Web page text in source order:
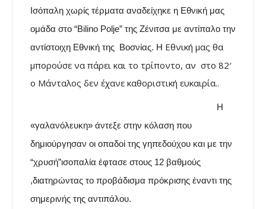
Ισόπαλη χωρίς τέρματα αναδείχηκε η Εθνική μας
ομάδα στο “Bilino Polje” της Ζένιτσα με αντίπαλο την
αντίστοιχη Εθνική της Βοσνίας. Η Εθνική μας θα
μπορούσε να πάρει και το τρίποντο, αν στο 82′
ο Μάνταλος δεν έχανε καθοριστική ευκαιρία..
Η
«γαλανόλευκη» άντεξε στην κόλαση που
δημιούργησαν οι οπαδοί της γηπεδούχου και με την
“χρυσή”ισοπαλία έφτασε στους 12 βαθμούς
,διατηρώντας το προβάδισμα πρόκρισης έναντι της
σημερινής της αντιπάλου.